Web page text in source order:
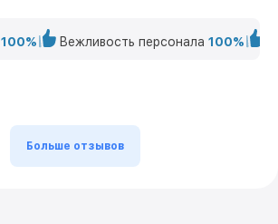
100% Вежливость персонала 100%
Больше отзывов